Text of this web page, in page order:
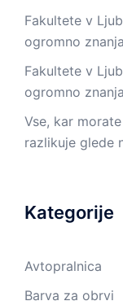
Fakultete v
ogromno znanja
Fakultete v
ogromno znanja
Vse, kar
razlikuje glede
Kategorije
Avtopralnica
Barva za obrvi